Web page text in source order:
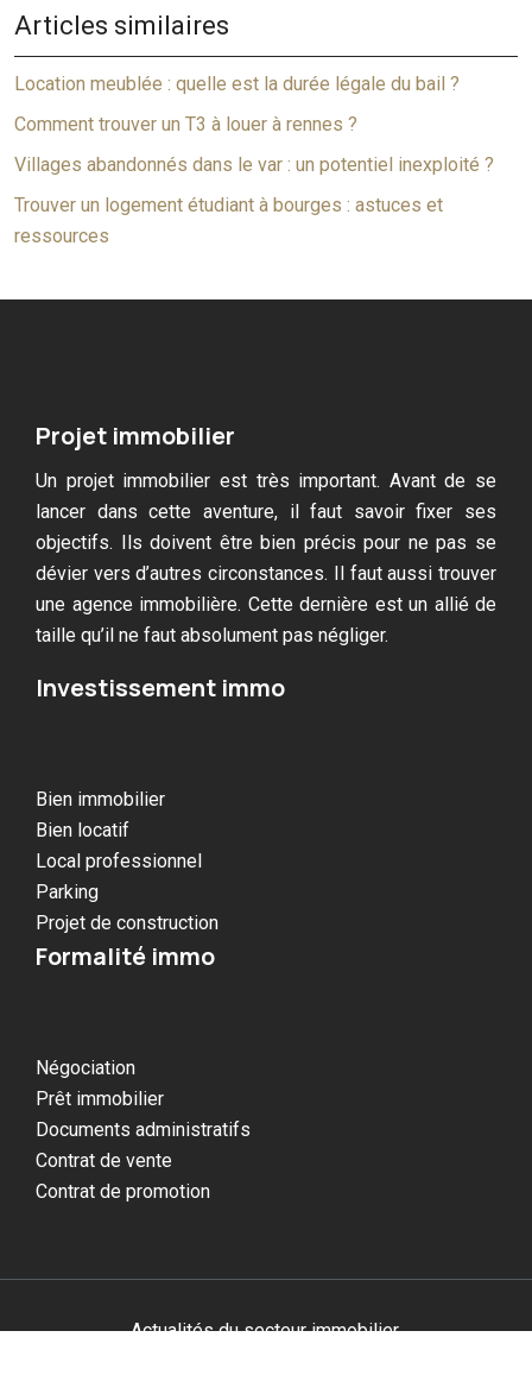
Articles similaires
Location meublée : quelle est la durée légale du bail ?
Comment trouver un T3 à louer à rennes ?
Villages abandonnés dans le var : un potentiel inexploité ?
Trouver un logement étudiant à bourges : astuces et
ressources
Projet immobilier
Un projet immobilier est très important. Avant de se
lancer dans cette aventure, il faut savoir fixer ses
objectifs. Ils doivent être bien précis pour ne pas se
dévier vers d’autres circonstances. Il faut aussi trouver
une agence immobilière. Cette dernière est un allié de
taille qu’il ne faut absolument pas négliger.
Investissement immo
Bien immobilier
Bien locatif
Local professionnel
Parking
Projet de construction
Formalité immo
Négociation
Prêt immobilier
Documents administratifs
Contrat de vente
Contrat de promotion
Actualités du secteur immobilier.